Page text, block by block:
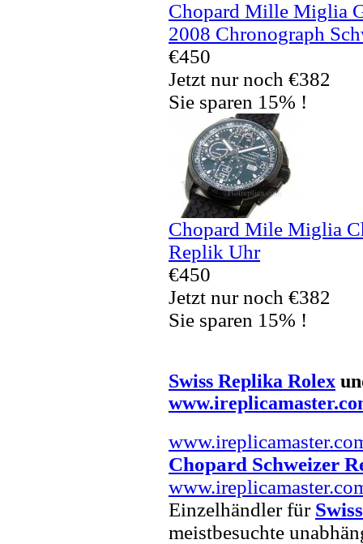
Chopard Mille Miglia
2008 Chronograph
€450
Jetzt nur noch €382
Sie sparen 15% !
Chopard Mile Miglia
Replik Uhr
€450
Jetzt nur noch €382
Sie sparen 15% !
Swiss Replika Rolex
Chopard Schweizer
Einzelhändler für
meistbesuchte